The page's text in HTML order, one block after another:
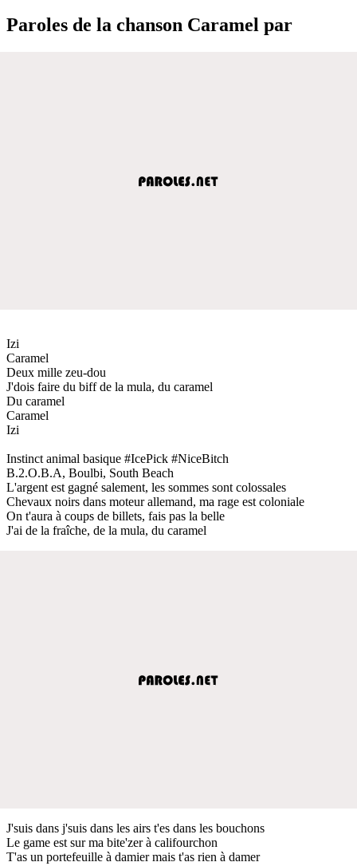
Paroles de la chanson Caramel par
Izi
Caramel
Deux mille zeu-dou
J'dois faire du biff de la mula, du caramel
Du caramel
Caramel
Izi
Instinct animal basique #IcePick #NiceBitch
B.2.O.B.A, Boulbi, South Beach
L'argent est gagné salement, les sommes sont colossales
Chevaux noirs dans moteur allemand, ma rage est coloniale
On t'aura à coups de billets, fais pas la belle
J'ai de la fraîche, de la mula, du caramel
J'suis dans j'suis dans les airs t'es dans les bouchons
Le game est sur ma bite'zer à califourchon
T'as un portefeuille à damier mais t'as rien à damer